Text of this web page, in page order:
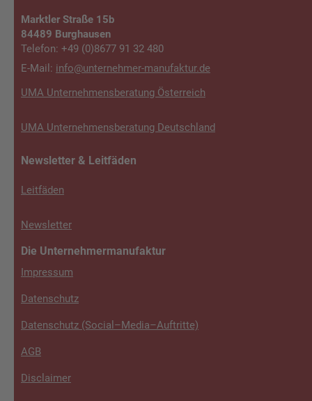
Marktler Straße 15b
84489 Burghausen
Telefon: +49 (0)8677 91 32 480
E-Mail: info@unterneh­mer-manufaktur.de
UMA Unternehmensberatung Österreich
UMA Unternehmensberatung Deutschland
Newsletter & Leitfäden
Leitfäden
Newsletter
Die Unternehmermanufaktur
Impressum
Datenschutz
Datenschutz (Social–Media–Auftritte)
AGB
Disclaimer